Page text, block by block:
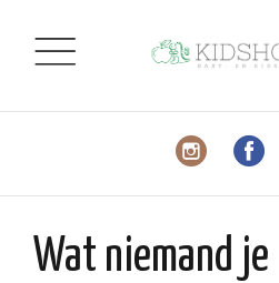
Wat niemand je